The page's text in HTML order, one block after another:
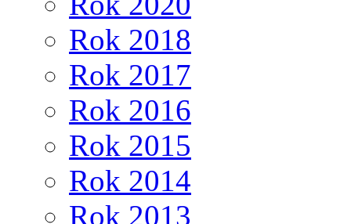
Rok 2018
Rok 2017
Rok 2016
Rok 2015
Rok 2014
Rok 2013